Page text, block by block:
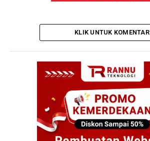
KLIK UNTUK KOMENTAR